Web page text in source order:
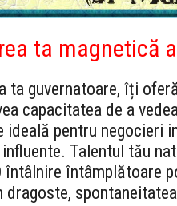
ta magnetică
ta guvernatoare, îți
capacitatea de a
ideală pentru negocieri
Talentul tău
întâlnire întâmplătoare
dragoste,